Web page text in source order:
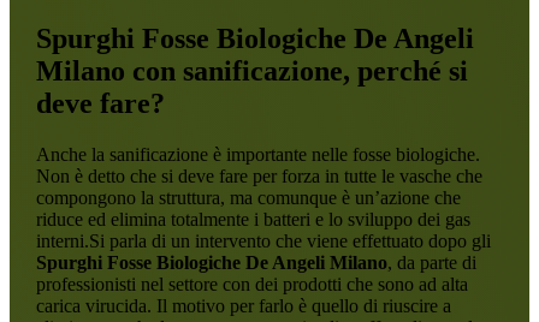
Spurghi Fosse Biologiche De Angeli
Milano con sanificazione, perché si
deve fare?
Anche la sanificazione è importante nelle fosse biologiche.
Non è detto che si deve fare per forza in tutte le vasche che
compongono la struttura, ma comunque è un’azione che
riduce ed elimina totalmente i batteri e lo sviluppo dei gas
interni.Si parla di un intervento che viene effettuato dopo gli
Spurghi Fosse Biologiche De Angeli Milano, da parte di
professionisti nel settore con dei prodotti che sono ad alta
carica virucida. Il motivo per farlo è quello di riuscire a